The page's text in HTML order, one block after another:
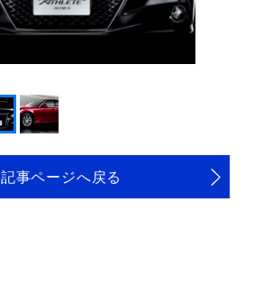
記事ページへ戻る